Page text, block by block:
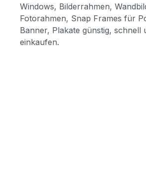
Windows, Bilderrahmen,
Fotorahmen, Snap Frames für
Banner, Plakate günstig, schnell
einkaufen.